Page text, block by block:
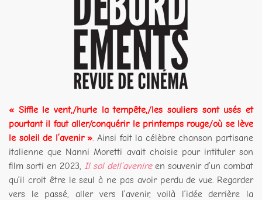
« Siffle le vent,/hurle la tempête,/les souliers sont usés et
pourtant il faut aller/conquérir le printemps rouge/où se lève
le soleil de l’avenir ». Ainsi fait la célèbre chanson partisane
italienne que Nanni Moretti avait choisie pour intituler son
film sorti en 2023, Il sol dell’avenireen souvenir d’un combat
qu’il croit être le seul à ne pas avoir perdu de vue. Regarder
vers le passé, aller vers l’avenir, voilà l’idée derrière la